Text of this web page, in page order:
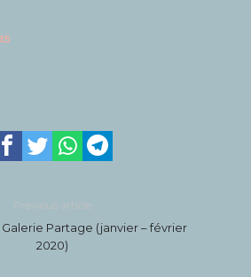
Previous article
Galerie Partage (janvier – février
2020)